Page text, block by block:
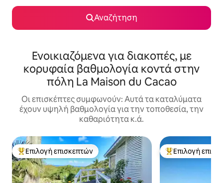
Αναζήτηση
Ενοικιαζόμενα για διακοπές, με
κορυφαία βαθμολογία κοντά στην
πόλη La Maison du Cacao
Οι επισκέπτες συμφωνούν: Αυτά τα καταλύματα
έχουν υψηλή βαθμολογία για την τοποθεσία, την
καθαριότητα κ.ά.
Κορυφαία επιλογή επισκεπτών
Επιλογή επισκεπτών Κορυφαία
Επιλογή